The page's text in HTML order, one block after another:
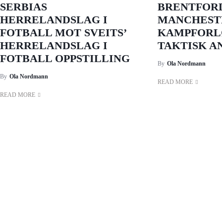
SERBIAS
HERRELANDSLAG I
FOTBALL MOT SVEITS’
HERRELANDSLAG I
FOTBALL OPPSTILLING
By Ola Nordmann
READ MORE
TAKTISK
By Ola Nordmann
READ MORE